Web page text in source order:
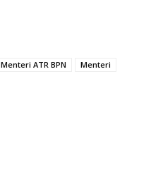
Menteri ATR BPN Menteri